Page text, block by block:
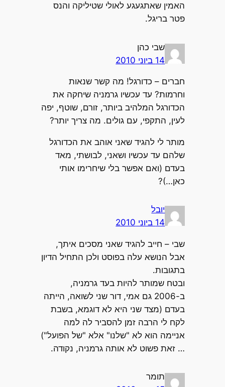
האמין שאתגעגע לאולי שטיליקה והנס
פטר בריגל.
שבי כהן
14 ביוני 2010
חברים – כדורגל! מה קשר שנאות
וחרמות? עד עכשיו גרמניה שיחקה את
הכדורגל המלהיב ביותר, זורם, שוטף, יפה
לעין, התקפי, עם גולים. מה צריך יותר?
מותר לי להגיד שאני אוהב את הכדורגל
שלהם עד עכשיו ושאני, לבושתי, מאד
בעדם (ואם אפשר בלי שיחרימו אותי
כאן…)?
יובל
14 ביוני 2010
שבי – חייב להגיד שאני מסכים איתך,
אבל הנושא עלה בפוסט ולכן התחיל הדיון
בתגובות.
ובטח שמותר להיות בעד גרמניה,
ב-2006 גם אמי, דור שני לשואה, הייתה
בעדם (מצד שני היא לא דוגמא, בשבת
לקח לי הרבה זמן להסביר לה למה
אניימה הוא לא "שלנו" אלא "של הפועל")
… זאת פשוט לא אותה גרמניה, נקודה.
תומר